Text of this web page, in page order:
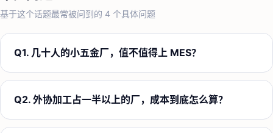
基于这个话题最常被问到的 4 个具体问题
Q1. 几十人的小五金厂，值不值得上 MES？
Q2. 外协加工占一半以上的厂，成本到底怎么算？